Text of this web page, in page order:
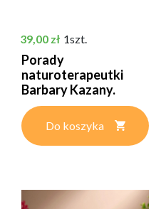
Cena
39,00 zł 1szt.
Porady
naturoterapeutki
Barbary Kazany.
Część 2 | Barbara...
Do koszyka